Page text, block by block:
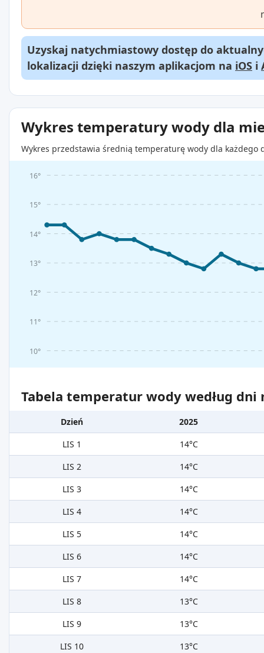
Uzyskaj natychmiastowy dostęp do
lokalizacji dzięki naszym aplikacjom na iOS i
Wykres temperatury wody dla
Wykres przedstawia średnią temperaturę wody dla
10°
11°
12°
13°
14°
15°
16°
Tabela temperatur wody według dni
Dzień
2025
LIS 1
14°C
LIS 2
14°C
LIS 3
14°C
LIS 4
14°C
LIS 5
14°C
LIS 6
14°C
LIS 7
14°C
LIS 8
13°C
LIS 9
13°C
LIS 10
13°C